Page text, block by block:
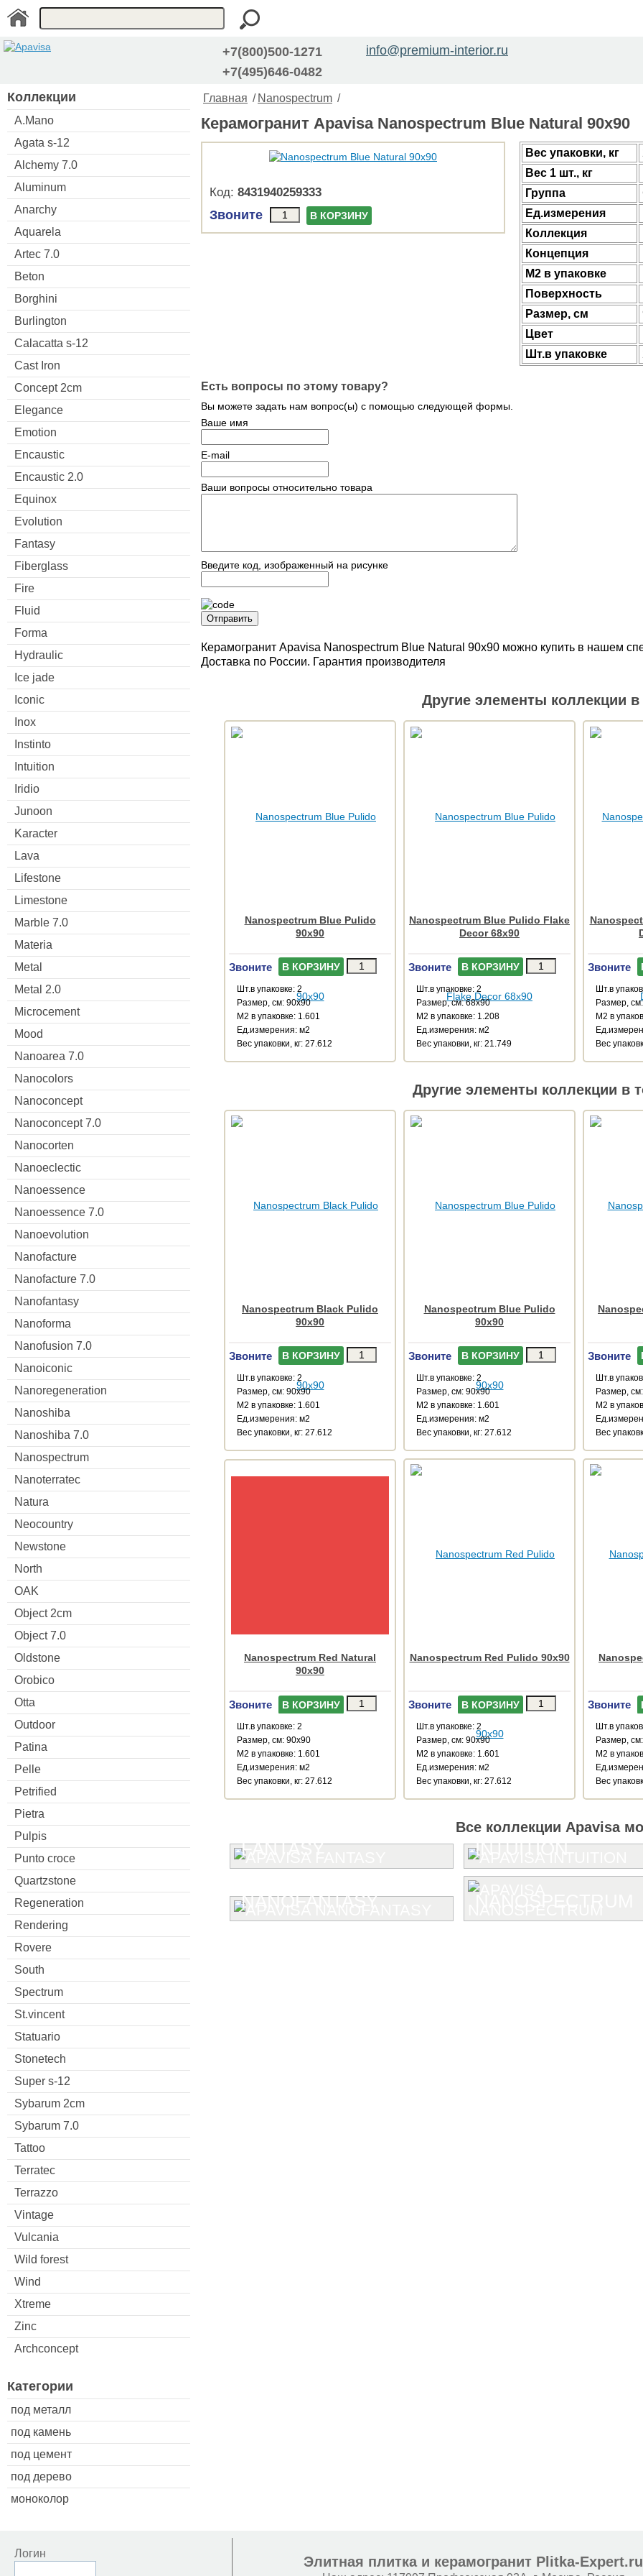
+7(800)500-1271
+7(495)646-0482
info@premium-interior.ru
Коллекции
A.Mano
Agata s-12
Alchemy 7.0
Aluminum
Anarchy
Aquarela
Artec 7.0
Beton
Borghini
Burlington
Calacatta s-12
Cast Iron
Concept 2cm
Elegance
Emotion
Encaustic
Encaustic 2.0
Equinox
Evolution
Fantasy
Fiberglass
Fire
Fluid
Forma
Hydraulic
Ice jade
Iconic
Inox
Instinto
Intuition
Iridio
Junoon
Karacter
Lava
Lifestone
Limestone
Marble 7.0
Materia
Metal
Metal 2.0
Microcement
Mood
Nanoarea 7.0
Nanocolors
Nanoconcept
Nanoconcept 7.0
Nanocorten
Nanoeclectic
Nanoessence
Nanoessence 7.0
Nanoevolution
Nanofacture
Nanofacture 7.0
Nanofantasy
Nanoforma
Nanofusion 7.0
Nanoiconic
Nanoregeneration
Nanoshiba
Nanoshiba 7.0
Nanospectrum
Nanoterratec
Natura
Neocountry
Newstone
North
OAK
Object 2cm
Object 7.0
Oldstone
Orobico
Otta
Outdoor
Patina
Pelle
Petrified
Pietra
Pulpis
Punto croce
Quartzstone
Regeneration
Rendering
Rovere
South
Spectrum
St.vincent
Statuario
Stonetech
Super s-12
Sybarum 2cm
Sybarum 7.0
Tattoo
Terratec
Terrazzo
Vintage
Vulcania
Wild forest
Wind
Xtreme
Zinc
Archconcept
Категории
под металл
под камень
под цемент
под дерево
моноколор
Главная / Nanospectrum /
Керамогранит Apavisa Nanospectrum Blue Natural 90x90
Код: 8431940259333
Звоните В КОРЗИНУ
Веc упаковки, кг
Вес 1 шт., кг
Группа
Ед.измерения
Коллекция
Концепция
М2 в упаковке
Поверхность
Размер, см
Цвет
Шт.в упаковке
Есть вопросы по этому товару?
Вы можете задать нам вопрос(ы) с помощью следующей формы.
Ваше имя
E-mail
Ваши вопросы относительно товара
Введите код, изображенный на рисунке
Отправить
Керамогранит Apavisa Nanospectrum Blue Natural 90x90 можно купить в нашем
Доставка по России. Гарантия производителя
Другие элементы коллекции
Nanospectrum Blue Pulido
90x90
Звоните В КОРЗИНУ
Шт.в упаковке: 2
Размер, см: 90x90
М2 в упаковке: 1.601
Ед.измерения: м2
Веc упаковки, кг: 27.612
Nanospectrum Blue Pulido Flake
Decor 68x90
Звоните В КОРЗИНУ
Шт.в упаковке: 2
Размер, см: 68x90
М2 в упаковке: 1.208
Ед.измерения: м2
Веc упаковки, кг: 21.749
Звоните
Шт.в
Размер,
М2 в
Веc
Другие элементы коллекции в
Nanospectrum Black Pulido
90x90
Звоните В КОРЗИНУ
Шт.в упаковке: 2
Размер, см: 90x90
М2 в упаковке: 1.601
Ед.измерения: м2
Веc упаковки, кг: 27.612
Nanospectrum Blue Pulido
90x90
Звоните В КОРЗИНУ
Шт.в упаковке: 2
Размер, см: 90x90
М2 в упаковке: 1.601
Ед.измерения: м2
Веc упаковки, кг: 27.612
Звоните
Шт.в
Размер,
М2 в
Веc
Nanospectrum Red Natural
90x90
Звоните В КОРЗИНУ
Шт.в упаковке: 2
Размер, см: 90x90
М2 в упаковке: 1.601
Ед.измерения: м2
Веc упаковки, кг: 27.612
Nanospectrum Red Pulido 90x90
Звоните В КОРЗИНУ
Шт.в упаковке: 2
Размер, см: 90x90
М2 в упаковке: 1.601
Ед.измерения: м2
Веc упаковки, кг: 27.612
Звоните
Шт.в
Размер,
М2 в
Веc
Все коллекции Apavisa
FANTASY INTUITION
NANOFANTASY
Логин
Элитная плитка и керамогранит Plitka-Expert.ru